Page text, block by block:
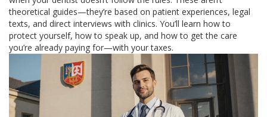
theoretical guides—they’re based on patient experiences, legal
texts, and direct interviews with clinics. You’ll learn how to
protect yourself, how to speak up, and how to get the care
you’re already paying for—with your taxes.